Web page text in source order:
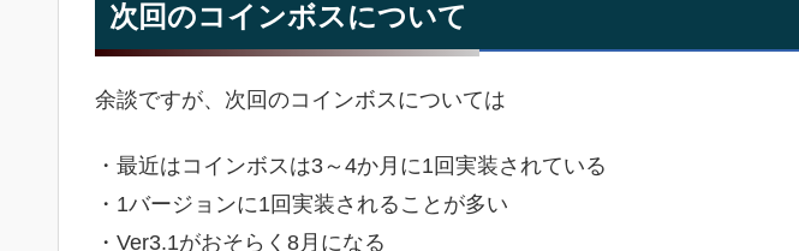
次回のコインボスについて
余談ですが、次回のコインボスについては
・最近はコインボスは3～4か月に1回実装されている
・1バージョンに1回実装されることが多い
・Ver3.1がおそらく8月になる